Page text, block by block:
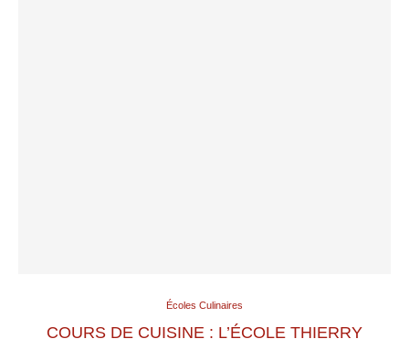
Écoles Culinaires
COURS DE CUISINE : L’ÉCOLE THIERRY